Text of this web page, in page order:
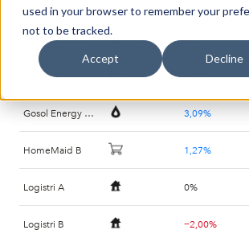
used in your browser to remember your
not to be tracked.
Accept Decline
Aquaticus Real Estate
Frilans
Gosol Energy Group
HomeMaid B
Logistri A
Logistri B
0%
−4,11%
3,09%
1,27%
0%
−2,00%